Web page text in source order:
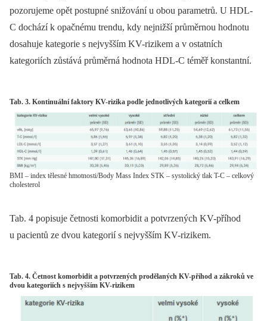
pozorujeme opět postupné snižování u obou parametrů. U HDL-
C dochází k opačnému trendu, kdy nejnižší průměrnou hodnotu
dosahuje kategorie s nejvyšším KV-rizikem a v ostatních
kategoriích zůstává průměrná hodnota HDL-C téměř konstantní.
Tab. 3. Kontinuální faktory KV-rizika podle jednotlivých kategorií a celkem
BMI – index tělesné hmotnosti/Body Mass Index STK – systolický tlak T-C – celkový
cholesterol
Tab. 4 popisuje četnosti komorbidit a potvrzených KV-příhod
u pacientů ze dvou kategorií s nejvyšším KV-rizikem.
Tab. 4. Četnost komorbidit a potvrzených prodělaných KV-příhod a zákroků ve
dvou kategoriích s nejvyšším KV-rizikem